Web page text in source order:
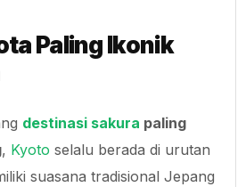
Paling Ikonik
destinasi sakura paling
, Kyoto selalu berada di urutan
suasana tradisional Jepang